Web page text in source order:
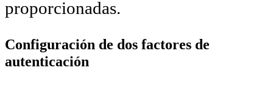
proporcionadas.
Configuración de dos factores de
autenticación